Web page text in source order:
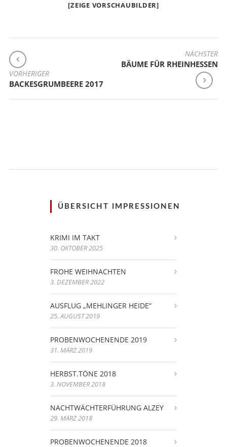
[ZEIGE VORSCHAUBILDER]
BEITRAGSNAVIGATION
VORHERIGER
BACKESGRUMBEERE 2017
NÄCHSTER
BÄUME FÜR RHEINHESSEN
ÜBERSICHT IMPRESSIONEN
KRIMI IM TAKT
30. OKTOBER 2025
FROHE WEIHNACHTEN
3. DEZEMBER 2022
AUSFLUG „MEHLINGER HEIDE“
25. AUGUST 2019
PROBENWOCHENENDE 2019
31. MÄRZ 2019
HERBST.TÖNE 2018
3. NOVEMBER 2018
NACHTWÄCHTERFÜHRUNG ALZEY
29. MÄRZ 2018
PROBENWOCHENENDE 2018